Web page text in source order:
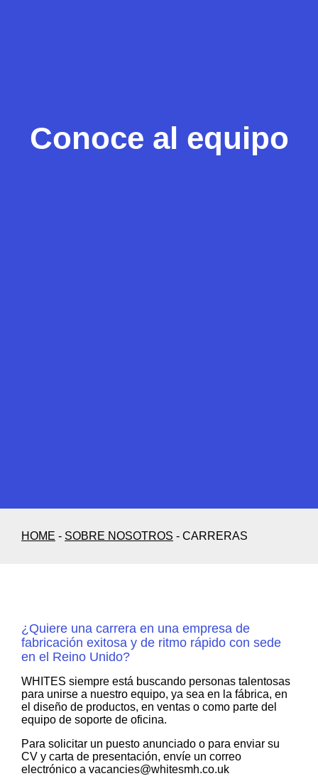
Conoce al equipo
HOME - SOBRE NOSOTROS - CARRERAS
¿Quiere una carrera en una empresa de
fabricación exitosa y de ritmo rápido con sede
en el Reino Unido?
WHITES siempre está buscando personas talentosas
para unirse a nuestro equipo, ya sea en la fábrica, en
el diseño de productos, en ventas o como parte del
equipo de soporte de oficina.
Para solicitar un puesto anunciado o para enviar su
CV y carta de presentación, envíe un correo
electrónico a vacancies@whitesmh.co.uk